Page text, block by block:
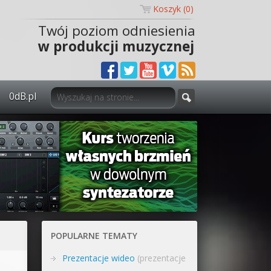
Koszyk (0)
Twój poziom odniesienia
w produkcji muzycznej
0dB.pl
0dB.pl - informacje
Newsletter
Materiały dla mediów
Archiwum aktualności
POPULARNE TEMATY
Prezentacje wideo (prezentacje